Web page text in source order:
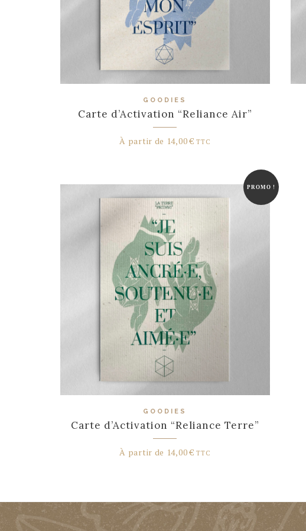
GOODIES
Carte d’Activation “Reliance Air”
À partir de 14,00€ TTC
PROMO !
GOODIES
Carte d’Activation “Reliance Terre”
À partir de 14,00€ TTC